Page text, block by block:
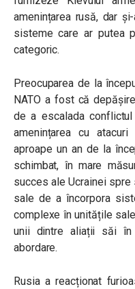
amenințarea rusă, dar
sisteme care ar putea
categoric.
Preocuparea de la
NATO a fost că
de a escalada
amenințarea cu
aproape un an de la
schimbat, în mare
succes ale Ucrainei
sale de a încorpora
complexe în unitățile
unii dintre aliații săi
abordare.
Rusia a reacționat